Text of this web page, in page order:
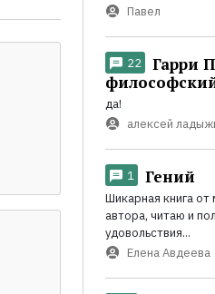
Павел
22
Гарри
да!
алексей
1 Гений
Шикарная книга
автора, читаю и
удовольствия...
Елена Авдеева